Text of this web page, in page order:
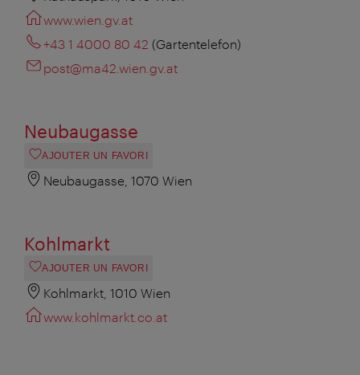
www.wien.gv.at
+43 1 4000 80 42 (Gartentelefon)
post@ma42.wien.gv.at
Neubaugasse
AJOUTER UN FAVORI
Neubaugasse, 1070 Wien
Kohlmarkt
AJOUTER UN FAVORI
Kohlmarkt, 1010 Wien
www.kohlmarkt.co.at